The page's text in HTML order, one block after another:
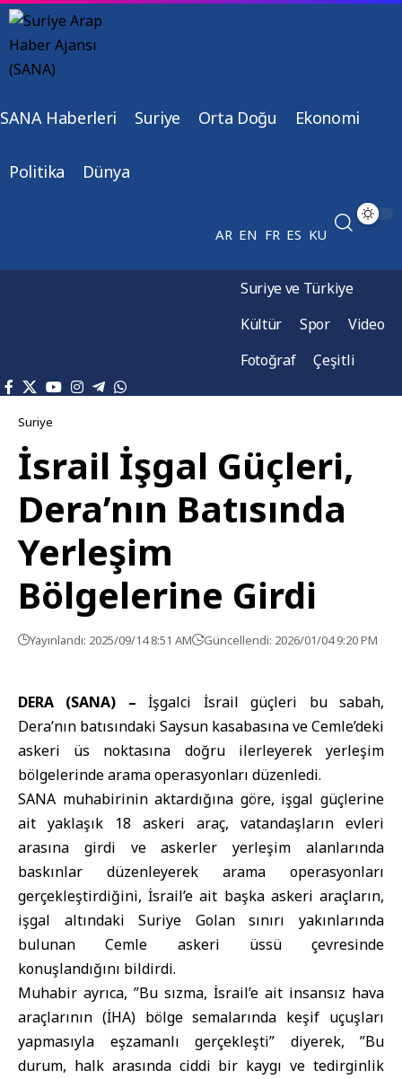
SANA Haberleri Suriye Orta Doğu Ekonomi
Politika Dünya
AR EN FR ES KU
Suriye ve Türkiye
Kültür
Spor
Video
Fotoğraf
Çeşitli
Suriye
İsrail İşgal Güçleri,
Dera’nın Batısında
Yerleşim
Bölgelerine Girdi
Yayınlandı: 2025/09/14 8:51 AM Güncellendi: 2026/01/04 9:20 PM
DERA (SANA) – İşgalci İsrail güçleri bu sabah,
Dera’nın batısındaki Saysun kasabasına ve Cemle’deki
askeri üs noktasına doğru ilerleyerek yerleşim
bölgelerinde arama operasyonları düzenledi.
SANA muhabirinin aktardığına göre, işgal güçlerine
ait yaklaşık 18 askeri araç, vatandaşların evleri
arasına girdi ve askerler yerleşim alanlarında
baskınlar düzenleyerek arama operasyonları
gerçekleştirdiğini, İsrail’e ait başka askeri araçların,
işgal altındaki Suriye Golan sınırı yakınlarında
bulunan Cemle askeri üssü çevresinde
konuşlandığını bildirdi.
Muhabir ayrıca, ”Bu sızma, İsrail’e ait insansız hava
araçlarının (İHA) bölge semalarında keşif uçuşları
yapmasıyla eşzamanlı gerçekleşti” diyerek, ”Bu
durum, halk arasında ciddi bir kaygı ve tedirginlik